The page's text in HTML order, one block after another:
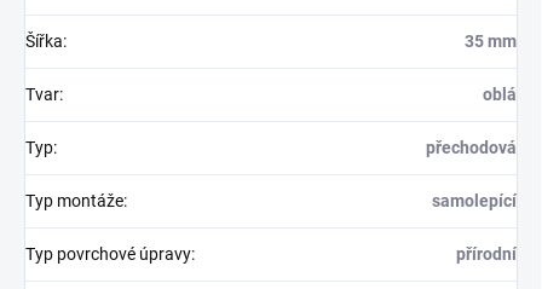
Šířka: 35 mm
Tvar: oblá
Typ: přechodová
Typ montáže: samolepící
Typ povrchové úpravy: přírodní